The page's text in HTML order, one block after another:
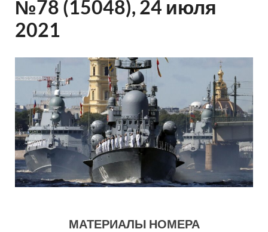
№78 (15048), 24 июля
2021
МАТЕРИАЛЫ НОМЕРА